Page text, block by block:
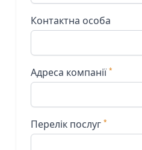
Контактна особа
Адреса компанії
Перелік послуг